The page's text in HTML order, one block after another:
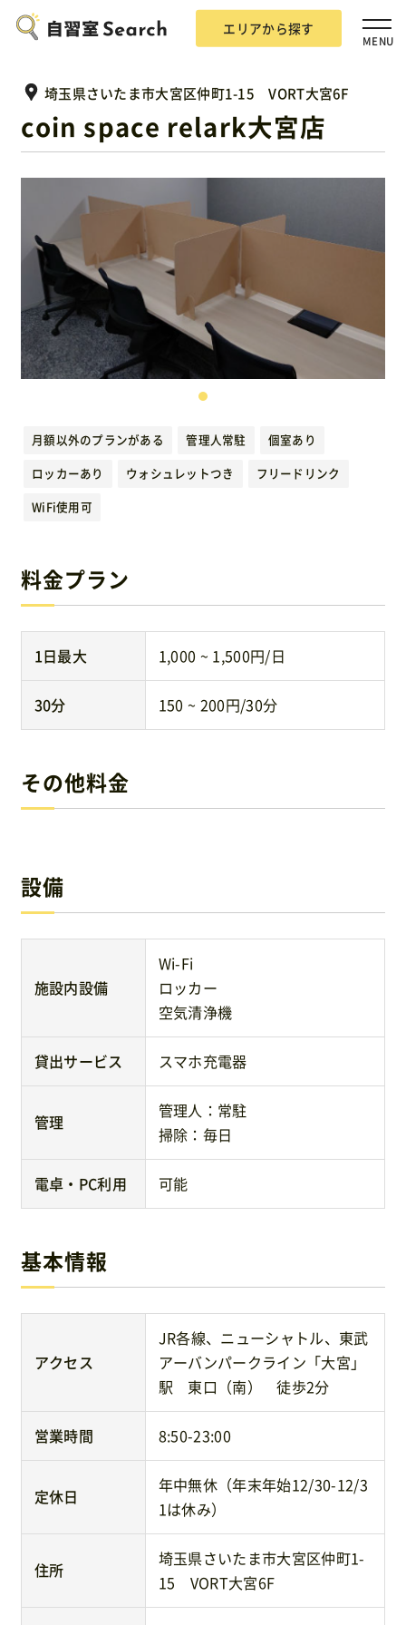
エリアから探す
MENU
エリアから探す
自習室Searchとは？
掲載希望の方
広告掲載について
運営元
埼玉県さいたま市大宮区仲町1-15 VORT大宮6F
coin space relark大宮店
月額以外のプランがある 管理人常駐
個室あり
ロッカーあり
ウォシュレットつき
フリードリンク
WiFi使用可
料金プラン
1日最大 1,000 ~ 1,500円/日
30分 150 ~ 200円/30分
その他料金
設備
施設内設備
Wi-Fi
ロッカー
空気清浄機
貸出サービス スマホ充電器
管理
管理人：常駐
掃除：毎日
電卓・PC利用 可能
基本情報
アクセス
JR各線、ニューシャトル、東武
アーバンパークライン「大宮」
駅 東口（南） 徒歩2分
営業時間 8:50-23:00
定休日
年中無休（年末年始12/30-12/3
1は休み）
住所
埼玉県さいたま市大宮区仲町1-
15 VORT大宮6F